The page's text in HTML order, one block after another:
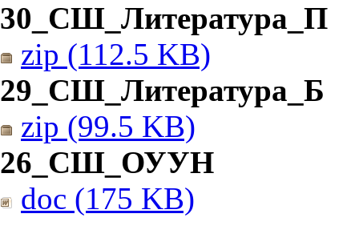
30_СШ_Литература_П
zip (112.5 KB)
29_СШ_Литература_Б
zip (99.5 KB)
26_СШ_ОУУН
doc (175 KB)